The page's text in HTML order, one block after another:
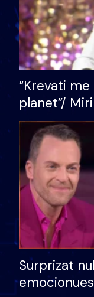
“Krevati
planet”/
bukura në
mungojë
Surprizat